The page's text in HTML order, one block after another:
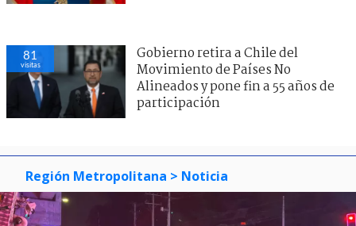
81
visitas
Gobierno retira a Chile del
Movimiento de Países No
Alineados y pone fin a 55 años de
participación
Región Metropolitana > Noticia